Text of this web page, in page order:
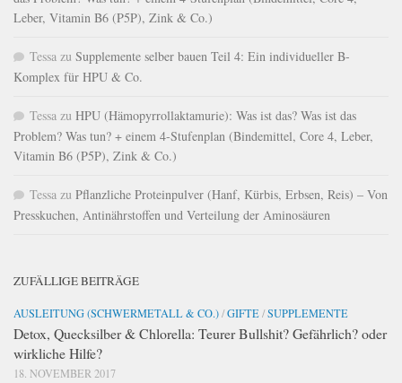
Leber, Vitamin B6 (P5P), Zink & Co.)
Tessa zu Supplemente selber bauen Teil 4: Ein individueller B-
Komplex für HPU & Co.
Tessa zu HPU (Hämopyrrollaktamurie): Was ist das? Was ist das
Problem? Was tun? + einem 4-Stufenplan (Bindemittel, Core 4, Leber,
Vitamin B6 (P5P), Zink & Co.)
Tessa zu Pflanzliche Proteinpulver (Hanf, Kürbis, Erbsen, Reis) – Von
Presskuchen, Antinährstoffen und Verteilung der Aminosäuren
ZUFÄLLIGE BEITRÄGE
AUSLEITUNG (SCHWERMETALL & CO.)/GIFTE/SUPPLEMENTE
Detox, Quecksilber & Chlorella: Teurer Bullshit? Gefährlich? oder
wirkliche Hilfe?
18. NOVEMBER 2017